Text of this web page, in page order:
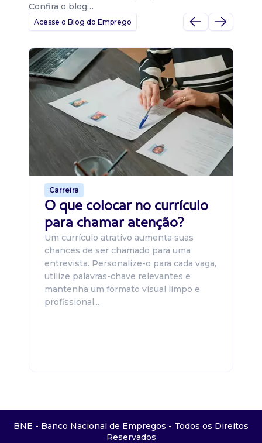
Confira o blog…
Acesse o Blog do Emprego
Carreira
O que colocar no currículo
para chamar atenção?
Um currículo atrativo aumenta suas
chances de ser chamado para uma
entrevista. Personalize-o para cada vaga,
utilize palavras-chave relevantes e
mantenha um formato visual limpo e
profissional...
BNE - Banco Nacional de Empregos - Todos os Direitos
Reservados